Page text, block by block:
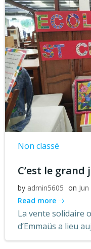
Non classé
C’est le grand
by admin5605 on
Read more
La vente solidaire
d’Emmaüs a lieu